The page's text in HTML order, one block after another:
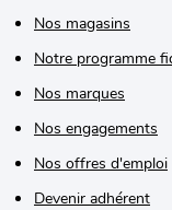
Nos magasins
Notre programme
Nos marques
Nos engagements
Nos offres d'emploi
Devenir adhérent